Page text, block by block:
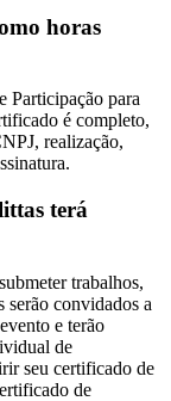
horas
Participação para
é completo,
realização,
terá
trabalhos,
serão convidados a
e terão
de
seu certificado de
de